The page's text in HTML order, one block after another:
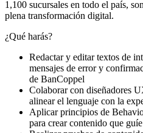
1,100 sucursales en todo el país,
plena transformación digital.
¿Qué harás?
Redactar y editar textos de
mensajes de error y
de BanCoppel
Colaborar con diseñadores
alinear el lenguaje con la
Aplicar principios de
para crear contenido que